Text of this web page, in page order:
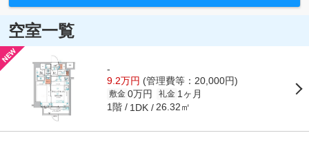
空室一覧
-
9.2万円 (管理費等：20,000円)
敷金 0万円 礼金 1ヶ月
1階 1DK 26.32㎡